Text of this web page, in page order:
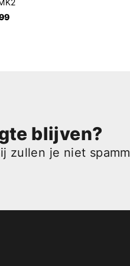
blijven?
zullen je niet